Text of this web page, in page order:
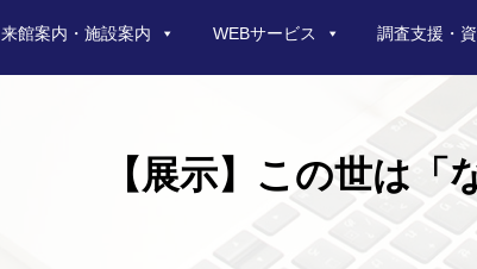
来館案内・施設案内 WEBサービス 調査支援・
【展示】この世は